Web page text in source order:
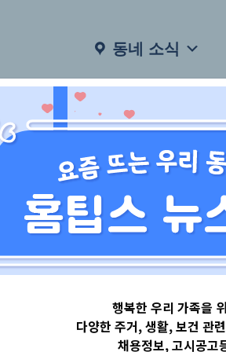
동네 소식
행복한 우리 가족을
다양한 주거, 생활, 보건 관
채용정보, 고시공고